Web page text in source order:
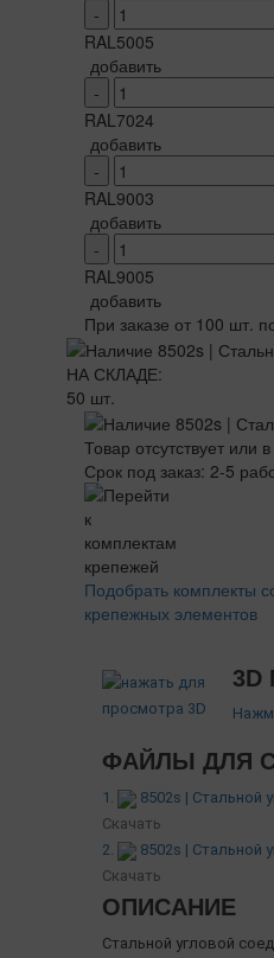
-
RAL5005
добавить
-
RAL7024
добавить
-
RAL9003
добавить
-
RAL9005
добавить
При заказе от 100 шт.
НА СКЛАДЕ:
50 шт.
Товар отсутствует или
Срок под заказ: 2-5
Подобрать комплекты
крепежных элементов
ФАЙЛЫ ДЛЯ
1.
8502s | Стальной
Скачать
2.
8502s | Стальной
Скачать
ОПИСАНИЕ
Стальной угловой